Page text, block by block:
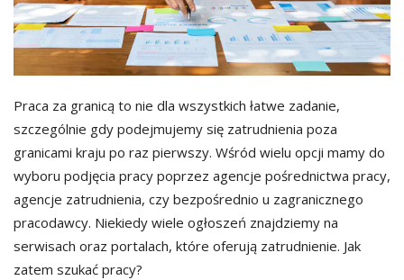
Praca za granicą to nie dla wszystkich łatwe zadanie,
szczególnie gdy podejmujemy się zatrudnienia poza
granicami kraju po raz pierwszy. Wśród wielu opcji mamy do
wyboru podjęcia pracy poprzez agencje pośrednictwa pracy,
agencje zatrudnienia, czy bezpośrednio u zagranicznego
pracodawcy. Niekiedy wiele ogłoszeń znajdziemy na
serwisach oraz portalach, które oferują zatrudnienie. Jak
zatem szukać pracy?